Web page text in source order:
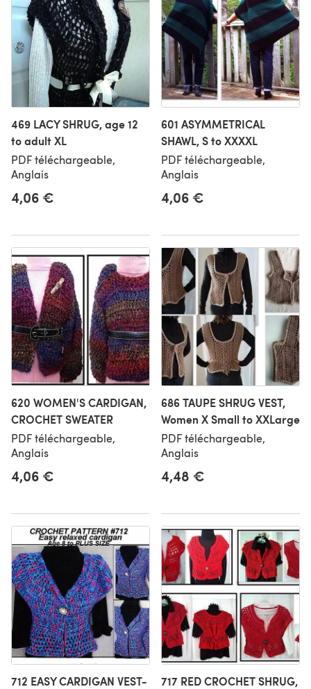
469 LACY SHRUG, age 12
to adult XL
PDF téléchargeable,
Anglais
4,06 €
601 ASYMMETRICAL
SHAWL, S to XXXXL
PDF téléchargeable,
Anglais
4,06 €
620 WOMEN'S CARDIGAN,
CROCHET SWEATER
PDF téléchargeable,
Anglais
4,06 €
686 TAUPE SHRUG VEST,
Women X Small to XXLarge
PDF téléchargeable,
Anglais
4,48 €
712 EASY CARDIGAN VEST-
717 RED CROCHET SHRUG,